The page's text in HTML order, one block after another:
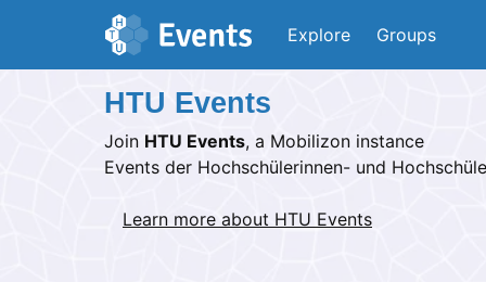
Skip to main content
Explore Groups
HTU Events
Join HTU Events, a Mobilizon instance
Events der Hochschülerinnen- und
Learn more about HTU Events